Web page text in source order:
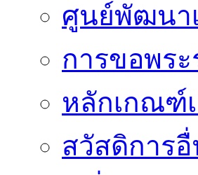
ศูนย์พัฒนา
การขอพร
หลักเกณฑ์
สวัสดิการอื่